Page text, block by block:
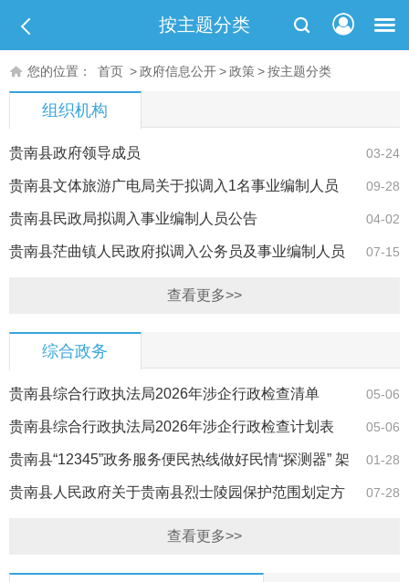
按主题分类
您的位置： 首页 >政府信息公开>政策>按主题分类
组织机构
03-24
贵南县政府领导成员
09-28
贵南县文体旅游广电局关于拟调入1名事业编制人员
的公告 04-02
贵南县民政局拟调入事业编制人员公告
07-15
贵南县茫曲镇人民政府拟调入公务员及事业编制人员
查看更多>>
综合政务
05-06
贵南县综合行政执法局2026年涉企行政检查清单
05-06
贵南县综合行政执法局2026年涉企行政检查计划表
01-28
贵南县“12345”政务服务便民热线做好民情“探测器” 架
起民生… 07-28
贵南县人民政府关于贵南县烈士陵园保护范围划定方
查看更多>>